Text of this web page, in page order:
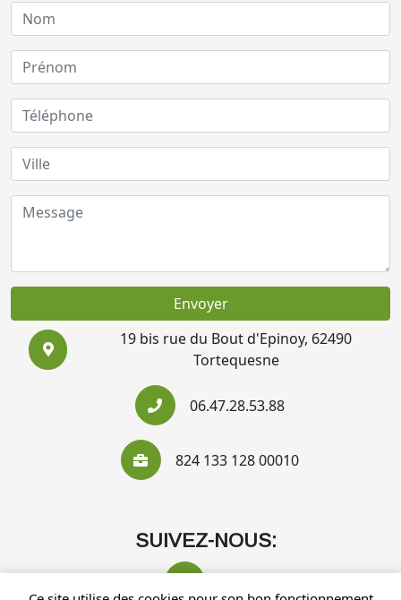
Envoyer
19 bis rue du Bout d'Epinoy, 62490
Tortequesne
06.47.28.53.88
824 133 128 00010
SUIVEZ-NOUS: